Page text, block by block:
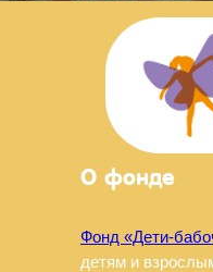
О фонде
Фонд «Дети-
детям и